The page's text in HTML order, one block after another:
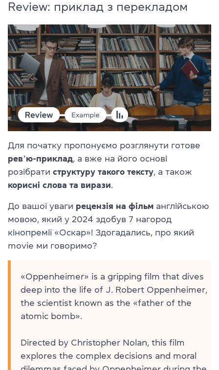
Review: приклад з перекладом
Для початку пропонуємо розглянути готове
ревʼю-приклад, а вже на його основі
розібрати структуру такого тексту, а також
корисні слова та вирази.
До вашої уваги рецензія на фільм англійською
мовою, який у 2024 здобув 7 нагород
кінопремії «Оскар»! Здогадались, про який
movie ми говоримо?
«Oppenheimer» is a gripping film that dives
deep into the life of J. Robert Oppenheimer,
the scientist known as the «father of the
atomic bomb».
Directed by Christopher Nolan, this film
explores the complex decisions and moral